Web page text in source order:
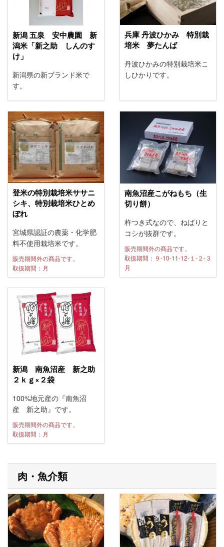
新潟 五泉 安中農園 新
潟米「新之助 しんのす
け」
新潟県の新ブランド米で
す。
兵庫 丹波ひかみ 特別栽
培米 夢たんば
丹波ひかみの特別栽培米こ
しひかりです。
登米の特別栽培米ササニ
シキ、特別栽培米ひとめ
ぼれ
宮城県認証の農薬・化学肥
料不使用栽培米です。
販売期間外の商品です。
取扱期間：月
南魚沼産こがねもち（生
切り餅）
杵つき式なので、ねばりと
コシが抜群です。
販売期間外の商品です。
取扱期間：９-10-11-12-１-２-３
月
新潟 南魚沼産 新之助
２ｋｇ×２袋
100%地元産の『南魚沼
産 新之助』です。
販売期間外の商品です。
取扱期間：月
肉・魚介類